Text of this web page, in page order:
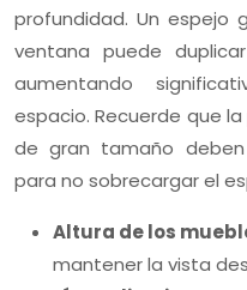
profundidad. Un espejo
ventana puede
aumentando
espacio. Recuerde que
de gran tamaño
para no sobrecargar el
Altura de los
mantener la vista